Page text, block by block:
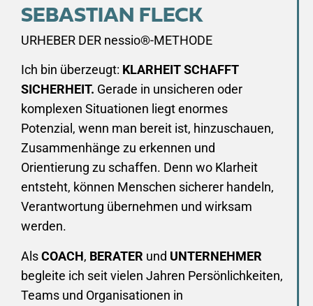
SEBASTIAN FLECK
URHEBER DER nessio®-METHODE
Ich bin überzeugt: KLARHEIT SCHAFFT
SICHERHEIT. Gerade in unsicheren oder
komplexen Situationen liegt enormes
Potenzial, wenn man bereit ist, hinzuschauen,
Zusammenhänge zu erkennen und
Orientierung zu schaffen. Denn wo Klarheit
entsteht, können Menschen sicherer handeln,
Verantwortung übernehmen und wirksam
werden.
AlsCOACH, BERATER und UNTERNEHMER
begleite ich seit vielen Jahren Persönlichkeiten,
Teams und Organisationen in